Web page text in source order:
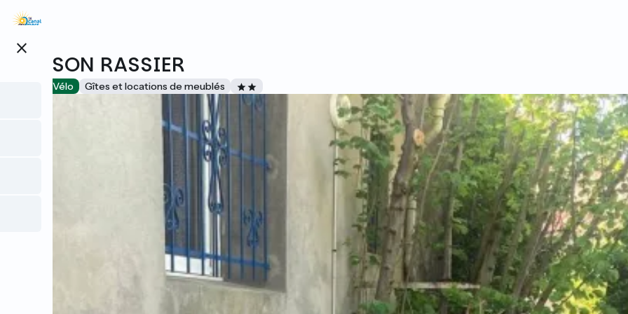
Aller
principal
close
MAISON RASSIER
Accueil Vélo Gîtes et locations de meublés